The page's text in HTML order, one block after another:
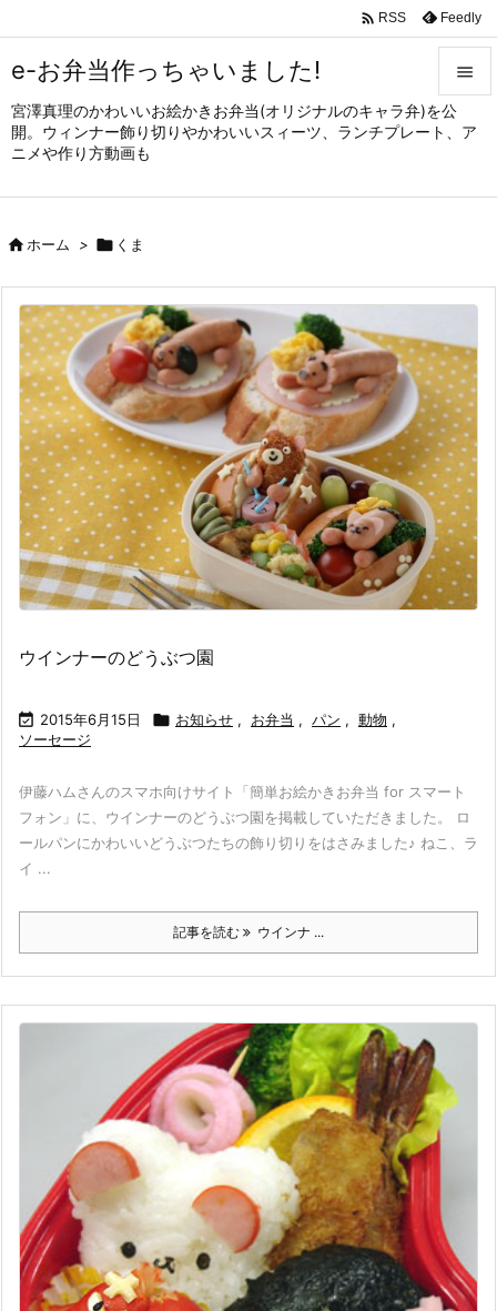
e-お弁当作っちゃいました!
宮澤真理のかわいいお絵かきお弁当(オリジナルのキャラ弁)を公
開。ウィンナー飾り切りやかわいいスィーツ、ランチプレート、ア
ニメや作り方動画も


メニュ
サイド


検索
 RSS Feedly
ホーム >  くま
ウインナーのどうぶつ園
 2015年6月15日  お知らせ , お弁当 , パン , 動物 ,
ソーセージ
伊藤ハムさんのスマホ向けサイト「簡単お絵かきお弁当 for スマート
フォン」に、ウインナーのどうぶつ園を掲載していただきました。 ロ
ールパンにかわいいどうぶつたちの飾り切りをはさみました♪ ねこ、ラ
イ ...
記事を読む ウインナ ...